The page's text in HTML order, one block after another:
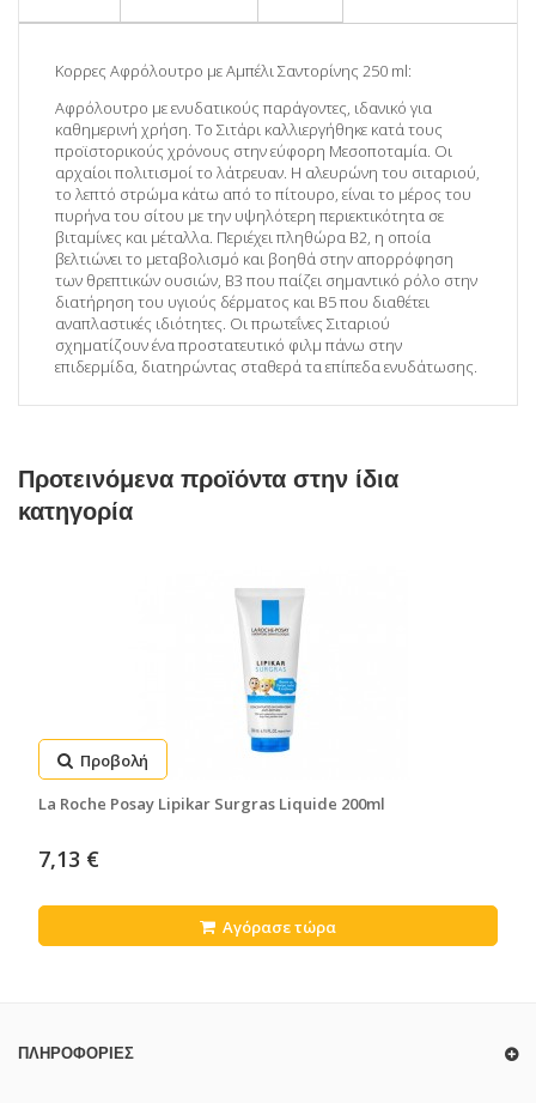
Κορρες Αφρόλουτρο με Αμπέλι Σαντορίνης 250 ml:
Αφρόλουτρο με ενυδατικούς παράγοντες, ιδανικό για
καθημερινή χρήση. Το Σιτάρι καλλιεργήθηκε κατά τους
προϊστορικούς χρόνους στην εύφορη Μεσοποταμία. Οι
αρχαίοι πολιτισμοί το λάτρευαν. Η αλευρώνη του σιταριού,
το λεπτό στρώμα κάτω από το πίτουρο, είναι το μέρος του
πυρήνα του σίτου με την υψηλότερη περιεκτικότητα σε
βιταμίνες και μέταλλα. Περιέχει πληθώρα Β2, η οποία
βελτιώνει το μεταβολισμό και βοηθά στην απορρόφηση
των θρεπτικών ουσιών, Β3 που παίζει σημαντικό ρόλο στην
διατήρηση του υγιούς δέρματος και Β5 που διαθέτει
αναπλαστικές ιδιότητες. Οι πρωτεΐνες Σιταριού
σχηματίζουν ένα προστατευτικό φιλμ πάνω στην
επιδερμίδα, διατηρώντας σταθερά τα επίπεδα ενυδάτωσης.
Προτεινόμενα προϊόντα στην ίδια
κατηγορία
Προβολή
La Roche Posay Lipikar Surgras Liquide 200ml
7,13 €
Αγόρασε τώρα
ΠΛΗΡΟΦΟΡΊΕΣ